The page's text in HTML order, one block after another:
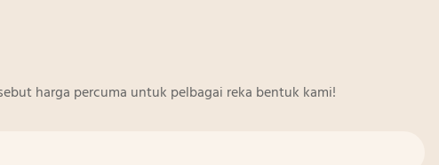
harga percuma untuk pelbagai reka bentuk kami!